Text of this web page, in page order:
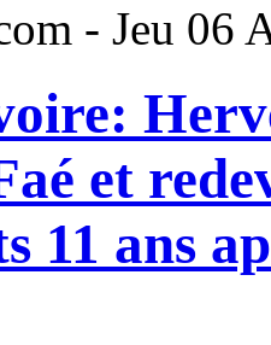
- Jeu 06
et
11 ans